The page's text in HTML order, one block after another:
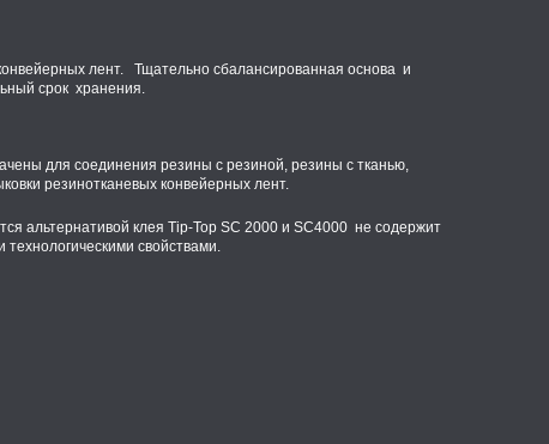
лент. Тщательно сбалансированная основа и
срок хранения.
для соединения резины с резиной, резины с тканью,
резинотканевых конвейерных лент.
альтернативой клея Tip-Top SC 2000 и SC4000 не содержит
свойствами.